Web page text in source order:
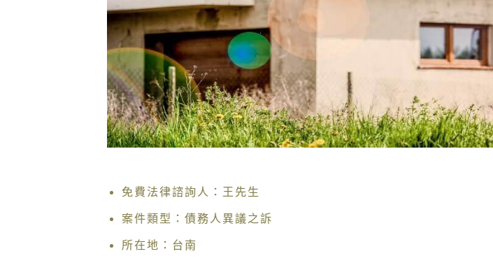
免費法律諮詢人：王先生
案件類型：債務人異議之訴
所在地：台南